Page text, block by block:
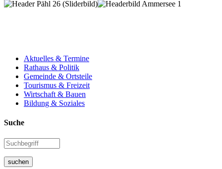
Aktuelles & Termine
Rathaus & Politik
Gemeinde & Ortsteile
Tourismus & Freizeit
Wirtschaft & Bauen
Bildung & Soziales
Suche
suchen